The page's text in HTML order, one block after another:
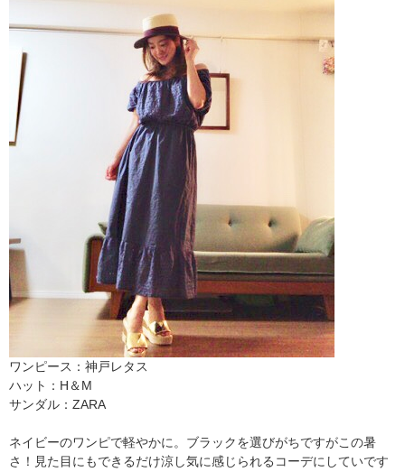
ワンピース：神戸レタス
ハット：H＆M
サンダル：ZARA
ネイビーのワンピで軽やかに。ブラックを選びがちですがこの暑
さ！見た目にもできるだけ涼し気に感じられるコーデにしていです